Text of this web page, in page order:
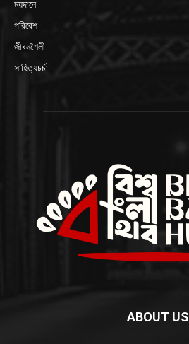
ময়দানে
পরিবেশ
জীবনশৈলী
সাহিত্যচর্চা
ABOUT US